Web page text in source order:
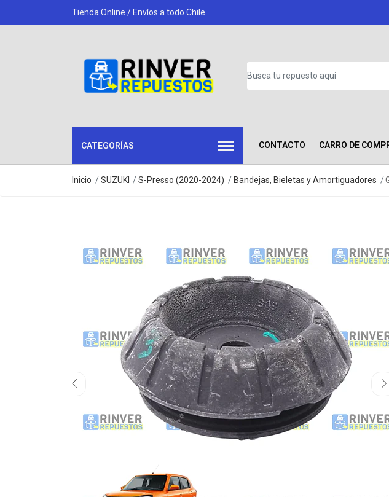
Tienda Online / Envíos a todo Chile
CATEGORÍAS CONTACTO CARRO DE
Inicio SUZUKI S-Presso (2020-2024) Bandejas, Bieletas y Amortiguadores